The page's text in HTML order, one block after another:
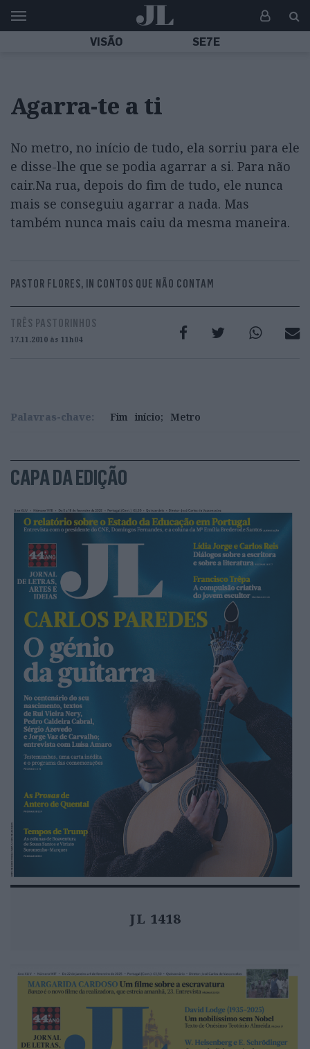
VISÃO SE7E
Agarra-te a ti
No metro, no início de tudo, ela sorriu para ele
e disse-lhe que se podia agarrar a si. Para não
cair.Na rua, depois do fim de tudo, ele nunca
mais se conseguiu agarrar a nada. Mas
também nunca mais caiu da mesma maneira.
PASTOR FLORES, IN CONTOS QUE NÃO CONTAM
TRÊS PASTORINHOS
17.11.2010 às 11h04
Palavras-chave: Fim início; Metro
CAPA DA EDIÇÃO
JL 1418